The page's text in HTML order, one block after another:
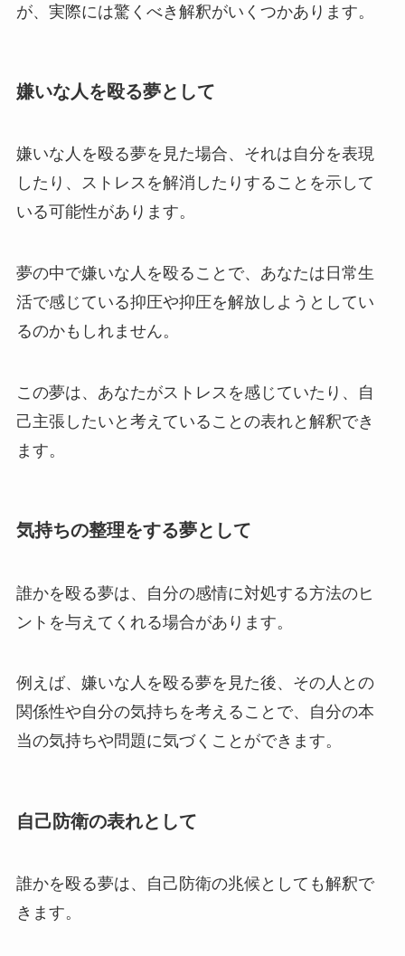
が、実際には驚くべき解釈がいくつかあります。
嫌いな人を殴る夢として
嫌いな人を殴る夢を見た場合、それは自分を表現
したり、ストレスを解消したりすることを示して
いる可能性があります。
夢の中で嫌いな人を殴ることで、あなたは日常生
活で感じている抑圧や抑圧を解放しようとしてい
るのかもしれません。
この夢は、あなたがストレスを感じていたり、自
己主張したいと考えていることの表れと解釈でき
ます。
気持ちの整理をする夢として
誰かを殴る夢は、自分の感情に対処する方法のヒ
ントを与えてくれる場合があります。
例えば、嫌いな人を殴る夢を見た後、その人との
関係性や自分の気持ちを考えることで、自分の本
当の気持ちや問題に気づくことができます。
自己防衛の表れとして
誰かを殴る夢は、自己防衛の兆候としても解釈で
きます。